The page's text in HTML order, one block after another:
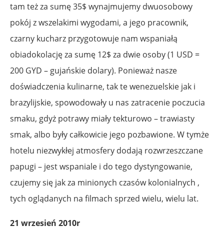
tam też za sumę 35$ wynajmujemy dwuosobowy
pokój z wszelakimi wygodami, a jego pracownik,
czarny kucharz przygotowuje nam wspaniałą
obiadokolację za sumę 12$ za dwie osoby (1 USD =
200 GYD – gujańskie dolary). Ponieważ nasze
doświadczenia kulinarne, tak te wenezuelskie jak i
brazylijskie, spowodowały u nas zatracenie poczucia
smaku, gdyż potrawy miały tekturowo – trawiasty
smak, albo były całkowicie jego pozbawione. W tymże
hotelu niezwykłej atmosfery dodają rozwrzeszczane
papugi – jest wspaniale i do tego dystyngowanie,
czujemy się jak za minionych czasów kolonialnych ,
tych oglądanych na filmach sprzed wielu, wielu lat.
21 wrzesień 2010r